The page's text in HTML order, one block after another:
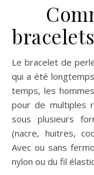
Le bracelet de perles est un bijou tendance et intemporel
qui a été
temps, les
pour de multiples
sous plusieurs
(nacre, huitres,
Avec ou sans
nylon ou du fil